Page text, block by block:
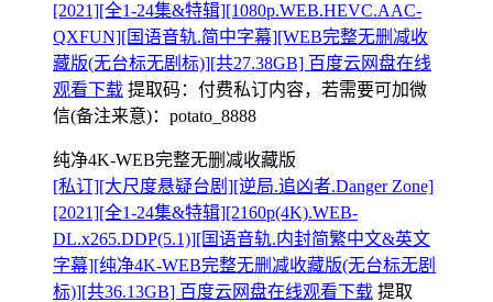
[2021][全1-24集&特辑][1080p.WEB.HEVC.AAC-
QXFUN][国语音轨.简中字幕][WEB完整无删减收
藏版(无台标无剧标)][共27.38GB] 百度云网盘在线
观看下载 提取码： 付费私订内容，若需要可加微
信(备注来意)：potato_8888
纯净4K-WEB完整无删减收藏版
[私订][大尺度悬疑台剧][逆局.追凶者.Danger Zone]
[2021][全1-24集&特辑][2160p(4K).WEB-
DL.x265.DDP(5.1)][国语音轨.内封简繁中文&英文
字幕][纯净4K-WEB完整无删减收藏版(无台标无剧
标)][共36.13GB] 百度云网盘在线观看下载 提取